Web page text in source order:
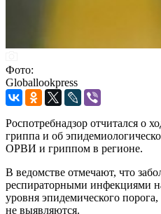
Фото:
Globallookpress
Роспотребнадзор отчитался о
гриппа и об
ОРВИ и гриппом в регионе.
В ведомстве отмечают, что
респираторными инфекциями
уровня эпидемического
не выявляются.